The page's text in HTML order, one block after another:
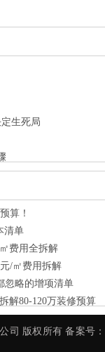
生死局
算！
清单
费用全拆解
/㎡费用拆解
忽略的增项清单
解80-120万装修预算
司 版权所有 备案号：